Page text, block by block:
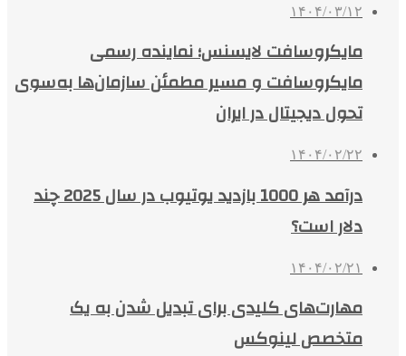
۱۴۰۴/۰۳/۱۲
مایکروسافت لایسنس؛ نماینده رسمی
مایکروسافت و مسیر مطمئن سازمان‌ها به‌سوی
تحول دیجیتال در ایران
۱۴۰۴/۰۲/۲۲
درآمد هر 1000 بازدید یوتیوب در سال 2025 چند
دلار است؟
۱۴۰۴/۰۲/۲۱
مهارت‌های کلیدی برای تبدیل شدن به یک
متخصص لینوکس